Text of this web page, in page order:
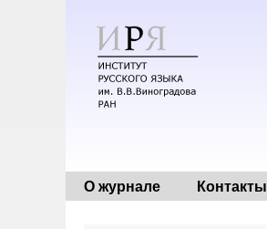
О журнале Контакты